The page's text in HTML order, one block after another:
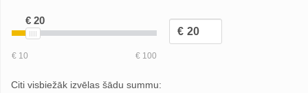
Citi visbiežāk izvēlas šādu summu: